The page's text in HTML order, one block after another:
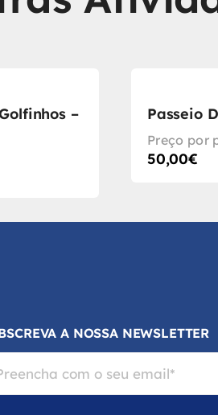
–
Passeio
Preço por
50,00€
A NOSSA NEWSLETTER